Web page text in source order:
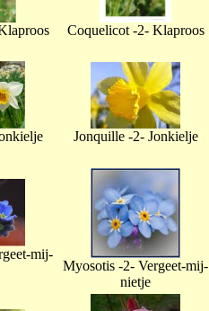
Coquelicot -2- Klaproos
Jonquille -2- Jonkielje
mij-
Myosotis -2- Vergeet-mij-
nietje